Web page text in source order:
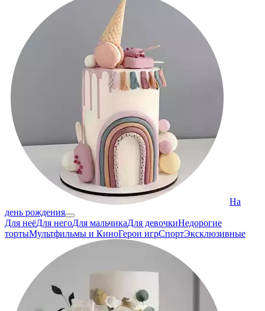
На
день рождения
Для неёДля негоДля мальчикаДля девочкиНедорогие
тортыМультфильмы и КиноГерои игрСпортЭксклюзивные